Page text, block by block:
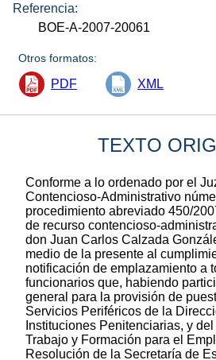
Referencia:
BOE-A-2007-20061
Otros formatos:
PDF XML
TEXTO
Conforme a lo ordenado por el
Contencioso-Administrativo
procedimiento abreviado 450/
de recurso contencioso-
don Juan Carlos Calzada
medio de la presente al
notificación de emplazamiento a
funcionarios que, habiendo
general para la provisión de
Servicios Periféricos de la
Instituciones Penitenciarias, y
Trabajo y Formación para el
Resolución de la Secretaría de